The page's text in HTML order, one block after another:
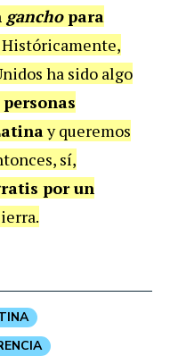
ganchopara
Históricamente,
ha sido algo
y queremos
sí,
por un